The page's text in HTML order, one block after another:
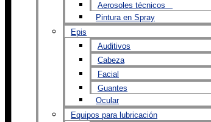
Aerosoles técnicos
Pintura en Spray
Epis
Auditivos
Cabeza
Facial
Guantes
Ocular
Equipos para lubricación